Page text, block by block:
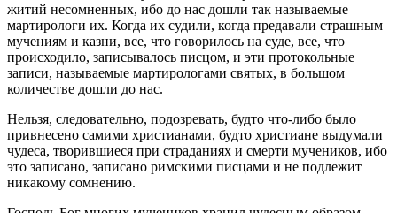
житий несомненных, ибо до нас дошли так называемые
мартирологи их. Когда их судили, когда предавали страшным
мучениям и казни, все, что говорилось на суде, все, что
происходило, записывалось писцом, и эти протокольные
записи, называемые мартирологами святых, в большом
количестве дошли до нас.
Нельзя, следовательно, подозревать, будто что-либо было
привнесено самими христианами, будто христиане выдумали
чудеса, творившиеся при страданиях и смерти мучеников, ибо
это записано, записано римскими писцами и не подлежит
никакому сомнению.